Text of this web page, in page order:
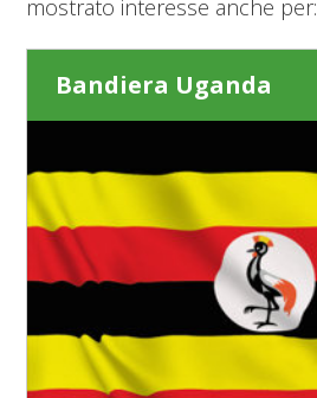
mostrato interesse anche per:
Bandiera Uganda